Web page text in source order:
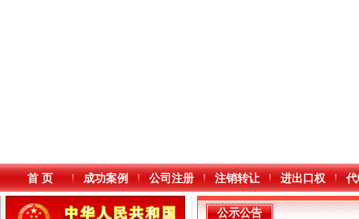
首 页 成功案例 公司注册 注销转让 进出口权
公示公告